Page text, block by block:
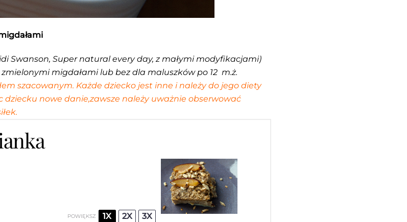
Swanson, Super natural every day, z małymi modyfikacjami)
migdałami lub bez dla maluszków po 12 m.ż.
szacowanym. Każde dziecko jest inne i należy do jego diety
nowe danie,zawsze należy uważnie obserwować
POWIĘKSZ 1X 2X 3X